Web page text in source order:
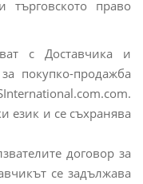
търговското право
с Доставчика и
покупко-продажба
език и се съхранява
договор за
се задължава